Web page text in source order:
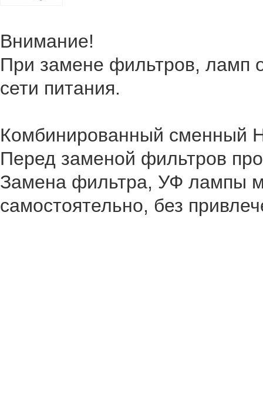
Внимание!
При замене фильтров, ламп
сети питания.
Комбинированный сменный
Перед заменой фильтров
Замена фильтра, УФ лампы
самостоятельно, без